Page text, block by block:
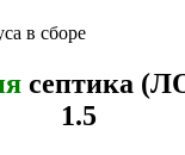
в сборе
септика
1.5